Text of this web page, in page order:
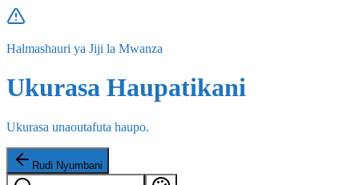
Halmashauri ya Jiji la Mwanza
Ukurasa Haupatikani
Ukurasa unaoutafuta haupo.
Rudi Nyumbani